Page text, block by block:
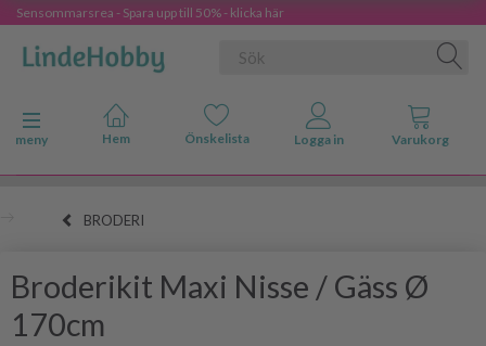
Sensommarsrea - Spara upp till 50% - klicka här
Ändra navigering
meny
BRODERI
Broderikit Maxi Nisse / Gäss Ø
170cm